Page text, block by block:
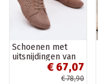
Schoenen met
uitsnijdingen van
faux suede in
zandkleur Flaria
€ 67,07
€ 78,90